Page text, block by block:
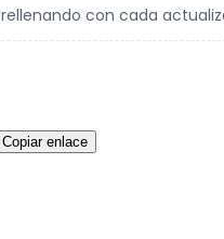
con cada
Copiar enlace